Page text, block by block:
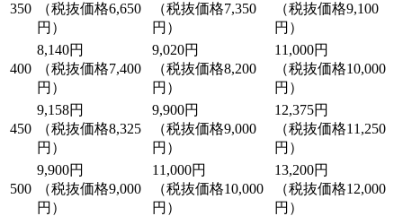
350
（税抜価格6,650
円）
（税抜価格7,350
円）
（税抜価格9,100
円）
400
8,140円
（税抜価格7,400
円）
9,020円
（税抜価格8,200
円）
11,000円
（税抜価格10,000
円）
450
9,158円
（税抜価格8,325
円）
9,900円
（税抜価格9,000
円）
12,375円
（税抜価格11,250
円）
500
9,900円
（税抜価格9,000
円）
11,000円
（税抜価格10,000
円）
13,200円
（税抜価格12,000
円）